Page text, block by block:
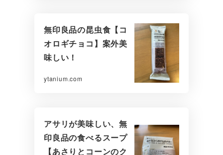
無印良品の昆虫食【コ
オロギチョコ】案外美
味しい！
ytanium.com
アサリが美味しい、無
印良品の食べるスープ
【あさりとコーンのク